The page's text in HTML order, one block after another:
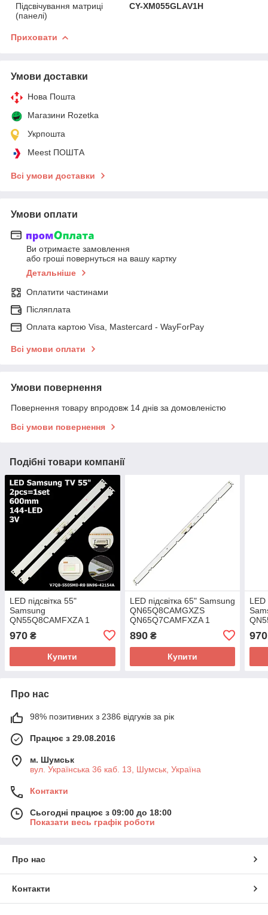
Підсвічування матриці
(панелі)
CY-XM055GLAV1H
Приховати
Умови доставки
Нова Пошта
Магазини Rozetka
Укрпошта
Meest ПОШТА
Всі умови доставки
Умови оплати
Ви отримаєте замовлення
або гроші повернуться на вашу картку
Детальніше
Оплатити частинами
Післяплата
Оплата картою Visa, Mastercard - WayForPay
Всі умови оплати
Умови повернення
Повернення товару впродовж 14 днів за домовленістю
Всі умови повернення
Подібні товари компанії
LED підсвітка 55"
Samsung
QN55Q8CAMFXZA 1
970 ₴
Купити
LED підсвітка 65" Samsung
QN65Q8CAMGXZS
QN65Q7CAMFXZA 1
890₴
Купити
LED
970
Про нас
98% позитивних з 2386 відгуків за рік
Працює з 29.08.2016
м. Шумськ
вул. Українська 36 каб. 13, Шумськ, Україна
Контакти
Сьогодні працює з 09:00 до 18:00
Показати весь графік роботи
Про нас
Контакти